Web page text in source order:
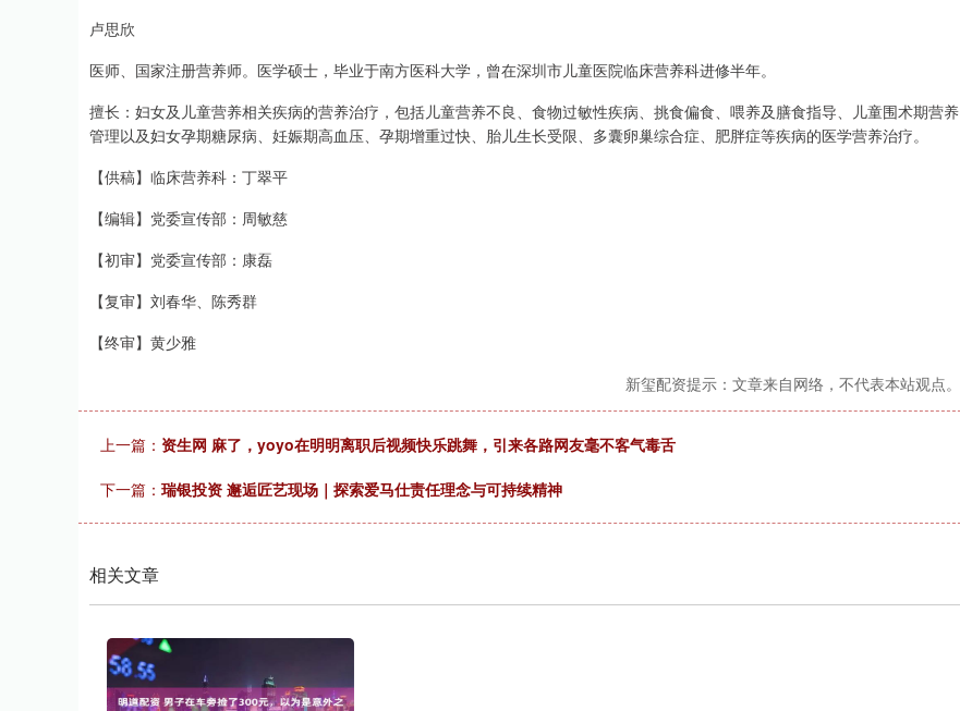
卢思欣
医师、国家注册营养师。医学硕士，毕业于南方医科大学，曾在深圳市儿童医院临床营养科进修半年。
擅长：妇女及儿童营养相关疾病的营养治疗，包括儿童营养不良、食物过敏性疾病、挑食偏食、喂养及膳食指导、儿童围术期营养
管理以及妇女孕期糖尿病、妊娠期高血压、孕期增重过快、胎儿生长受限、多囊卵巢综合症、肥胖症等疾病的医学营养治疗。
【供稿】临床营养科：丁翠平
【编辑】党委宣传部：周敏慈
【初审】党委宣传部：康磊
【复审】刘春华、陈秀群
【终审】黄少雅
新玺配资提示：文章来自网络，不代表本站观点。
上一篇： 资生网 麻了，yoyo在明明离职后视频快乐跳舞，引来各路网友毫不客气毒舌
下一篇： 瑞银投资 邂逅匠艺现场｜探索爱马仕责任理念与可持续精神
相关文章